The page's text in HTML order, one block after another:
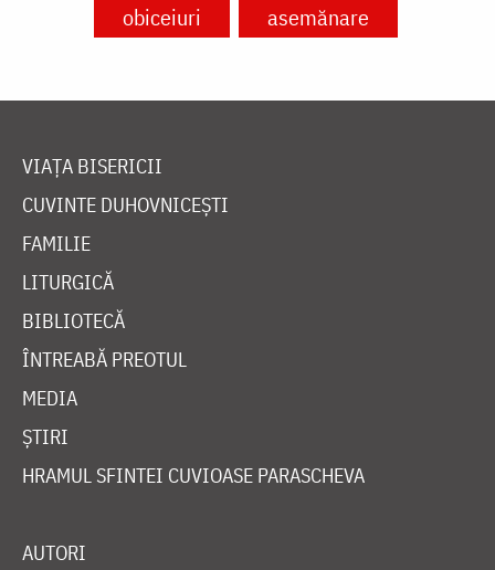
obiceiuri
asemănare
VIAȚA BISERICII
CUVINTE DUHOVNICEȘTI
FAMILIE
LITURGICĂ
BIBLIOTECĂ
ÎNTREABĂ PREOTUL
MEDIA
ȘTIRI
HRAMUL SFINTEI CUVIOASE PARASCHEVA
AUTORI